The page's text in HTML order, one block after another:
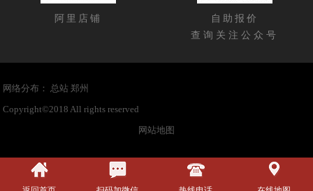
阿里店铺
自助报价
查询关注公众号
网络分布：总站 郑州
Copyright©2018 All rights reserved
网站地图